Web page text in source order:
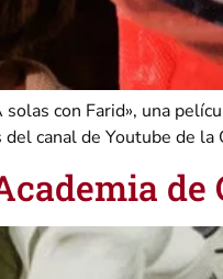
con Farid», una
canal de Youtube de la
de